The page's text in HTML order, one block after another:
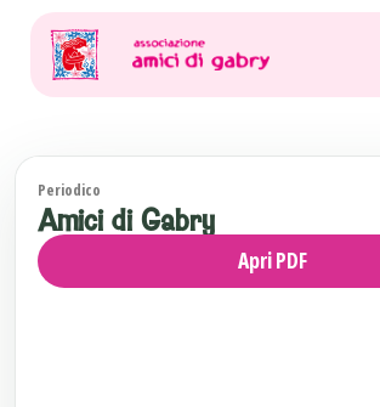
Periodico
Amici di Gabry
Apri PDF